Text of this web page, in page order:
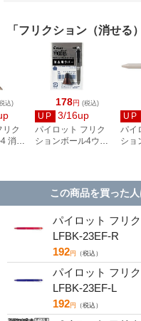
「フリクション（消せる
178円 (税込)
UP 3/16up
パイロット フリク
ションボール4ウッ
UP
パイ
ショ
込)
リク
消去
この商品を買った
パイロット フリ
LFBK-23EF-R
192円 （税込）
パイロット フリ
LFBK-23EF-L
192円 （税込）